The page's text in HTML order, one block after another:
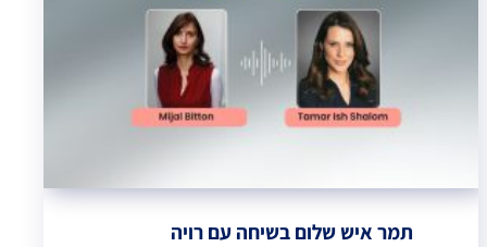
תמר איש שלום בשיחה עם רויה